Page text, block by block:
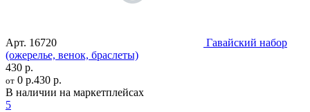
Арт. 16720
Гавайский набор
(ожерелье, венок, браслеты)
430 р.
от 0 р.430 р.
В наличии на маркетплейсах
5